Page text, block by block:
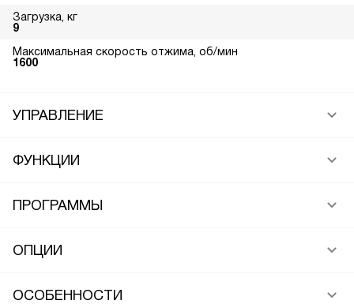
Загрузка, кг
9
Максимальная скорость отжима, об/мин
1600
УПРАВЛЕНИЕ
ФУНКЦИИ
ПРОГРАММЫ
ОПЦИИ
ОСОБЕННОСТИ